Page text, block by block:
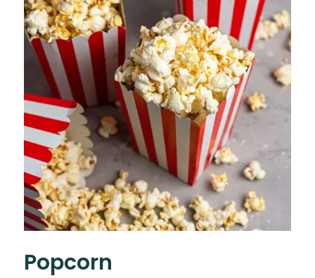
Popcorn